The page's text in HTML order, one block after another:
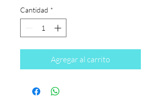
Cantidad *
Agregar al carrito